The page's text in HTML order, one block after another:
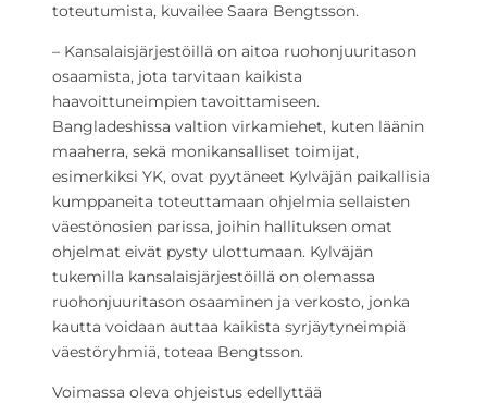
toteutumista, kuvailee Saara Bengtsson.
– Kansalaisjärjestöillä on aitoa ruohonjuuritason
osaamista, jota tarvitaan kaikista
haavoittuneimpien tavoittamiseen.
Bangladeshissa valtion virkamiehet, kuten läänin
maaherra, sekä monikansalliset toimijat,
esimerkiksi YK, ovat pyytäneet Kylväjän paikallisia
kumppaneita toteuttamaan ohjelmia sellaisten
väestönosien parissa, joihin hallituksen omat
ohjelmat eivät pysty ulottumaan. Kylväjän
tukemilla kansalaisjärjestöillä on olemassa
ruohonjuuritason osaaminen ja verkosto, jonka
kautta voidaan auttaa kaikista syrjäytyneimpiä
väestöryhmiä, toteaa Bengtsson.
Voimassa oleva ohjeistus edellyttää